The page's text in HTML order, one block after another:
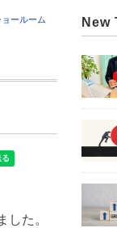
ールーム
た。
New